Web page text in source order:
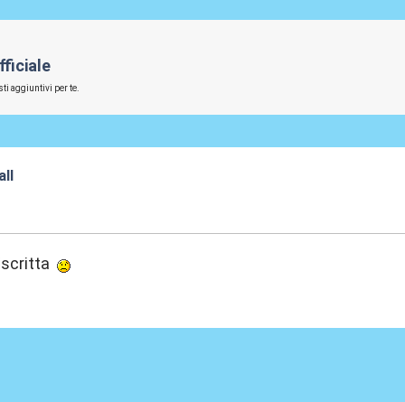
aggiuntivi per te.
iscritta